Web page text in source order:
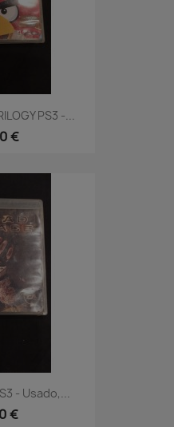
PS3 -...
€
- Usado,...
€